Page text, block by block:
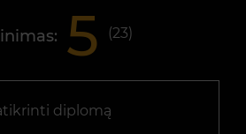
5 (23)
diplomą